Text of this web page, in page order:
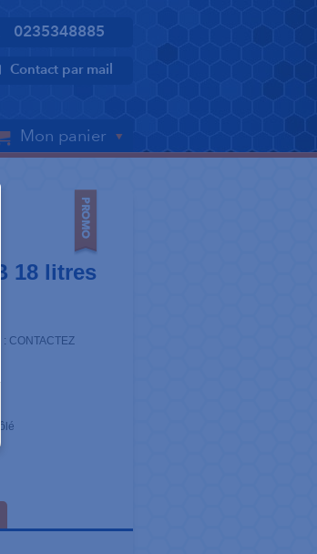
0235348885
Contact par mail
Mon panier
18 litres
: CONTACTEZ